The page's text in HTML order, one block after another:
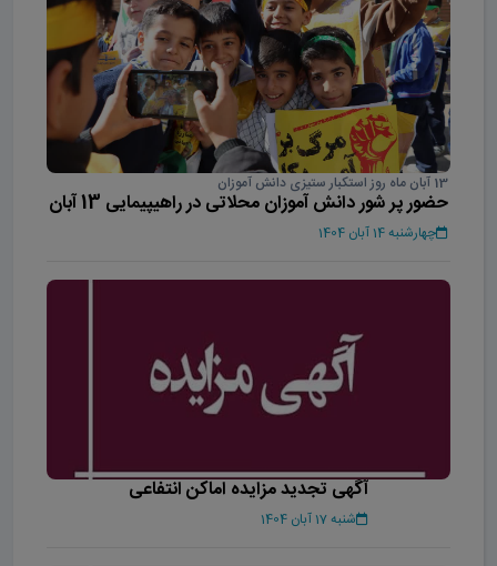
13 آبان ماه روز استکبار ستیزی دانش آموزان
حضور پر شور دانش آموزان محلاتی در راهیپیمایی 13 آبان
چهارشنبه 14 آبان 1404
آگهی تجدید مزایده اماکن انتفاعی
شنبه 17 آبان 1404